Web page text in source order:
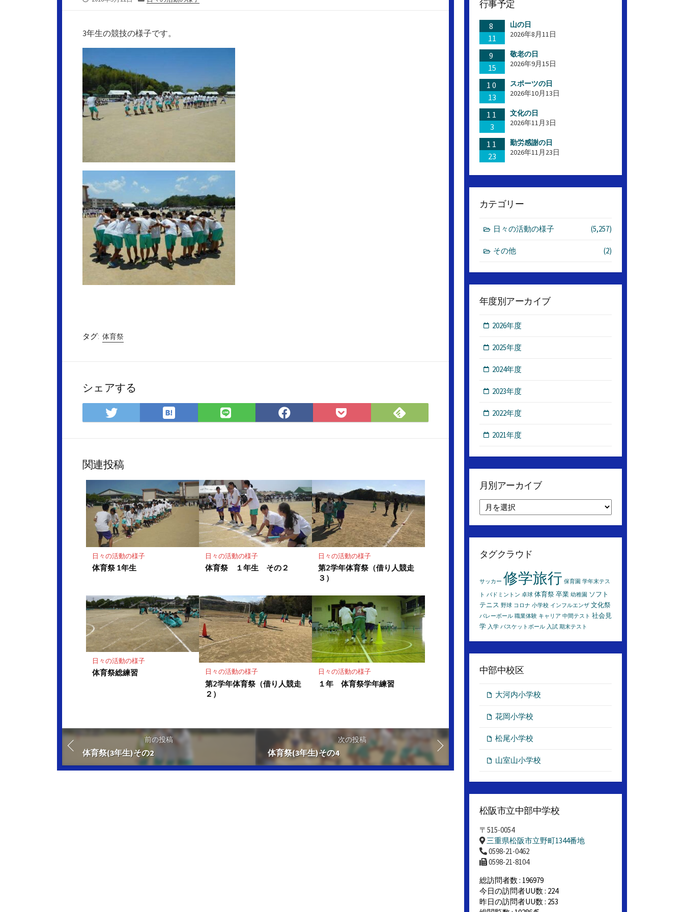
リ
ー
3年生の競技の様子です。
タグ: 体育祭
シェアする
Twitter
で
ア
は
て
マ
ー
ク
に
存
LINE
で
Facebook
で
Pocket
に
Feedly
で
関連投稿
日々の活動の様子
体育祭 1年生
日々の活動の様子
体育祭 １年生 その２
日々の活動の様子
第2学年体育祭（借り人競走
３）
日々の活動の様子
体育祭総練習 日々の活動の様子
第2学年体育祭（借り人競走
２）
日々の活動の様子
１年 体育祭学年練習
前の投稿
体育祭(3年生)その2
次の投稿
体育祭(3年生)その4
行事予定
8
11
山の日
2026年8月11日
9
15
敬老の日
2026年9月15日
10
13
スポーツの日
2026年10月13日
11
3
文化の日
2026年11月3日
11
23
勤労感謝の日
2026年11月23日
カテゴリー
日々の活動の様子 (5,257)
その他 (2)
年度別アーカイブ
2026年度
2025年度
2024年度
2023年度
2022年度
2021年度
月別アーカイブ
別
ア
ー
イ
タグクラウド
サッカー 修学旅行 保育園 学年末テス
ト バドミントン 卓球 体育祭 卒業 幼稚園 ソフト
テニス 野球 コロナ 小学校 インフルエンザ 文化祭
バレーボール 職業体験 キャリア 中間テスト 社会見
学 入学 バスケットボール 入試 期末テスト
中部中校区
大河内小学校
花岡小学校
松尾小学校
山室山小学校
松阪市立中部中学校
〒515-0054
三重県松阪市立野町1344番地
0598-21-0462
0598-21-8104
総訪問者数 : 196979
今日の訪問者UU数 : 224
昨日の訪問者UU数 : 253